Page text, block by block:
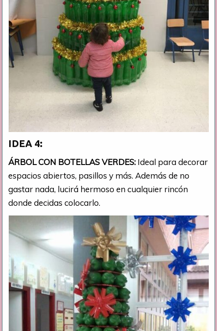
IDEA 4:
ÁRBOL CON BOTELLAS VERDES: Ideal para decorar
espacios abiertos, pasillos y más. Además de no
gastar nada, lucirá hermoso en cualquier rincón
donde decidas colocarlo.